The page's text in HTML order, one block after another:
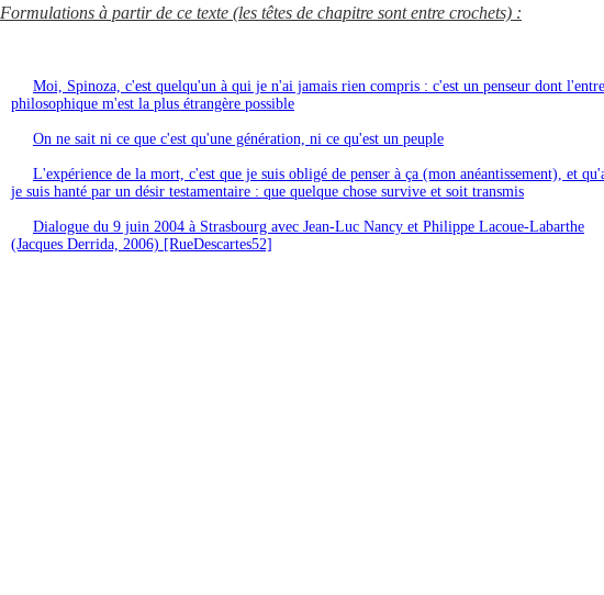
Formulations à partir de ce texte (les têtes de chapitre sont entre crochets) :
Moi, Spinoza, c'est quelqu'un à qui je n'ai jamais rien compris : c'est un penseur dont
philosophique m'est la plus étrangère possible
On ne sait ni ce que c'est qu'une génération, ni ce qu'est un peuple
L'expérience de la mort, c'est que je suis obligé de penser à ça (mon anéantissement), et
je suis hanté par un désir testamentaire : que quelque chose survive et soit transmis
Dialogue du 9 juin 2004 à Strasbourg avec Jean-Luc Nancy et Philippe Lacoue-Labarthe
(Jacques Derrida, 2006) [RueDescartes52]